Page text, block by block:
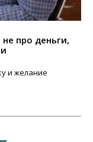
про деньги,
и желание